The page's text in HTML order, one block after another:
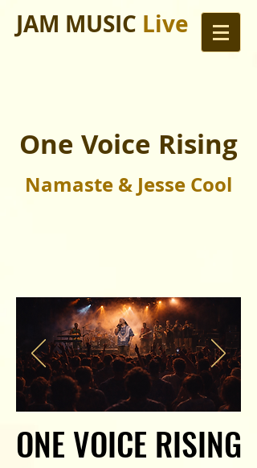
JAM MUSIC Live
One Voice Rising
Namaste & Jesse Cool
ONE VOICE RISING
ONE VOICE RISING